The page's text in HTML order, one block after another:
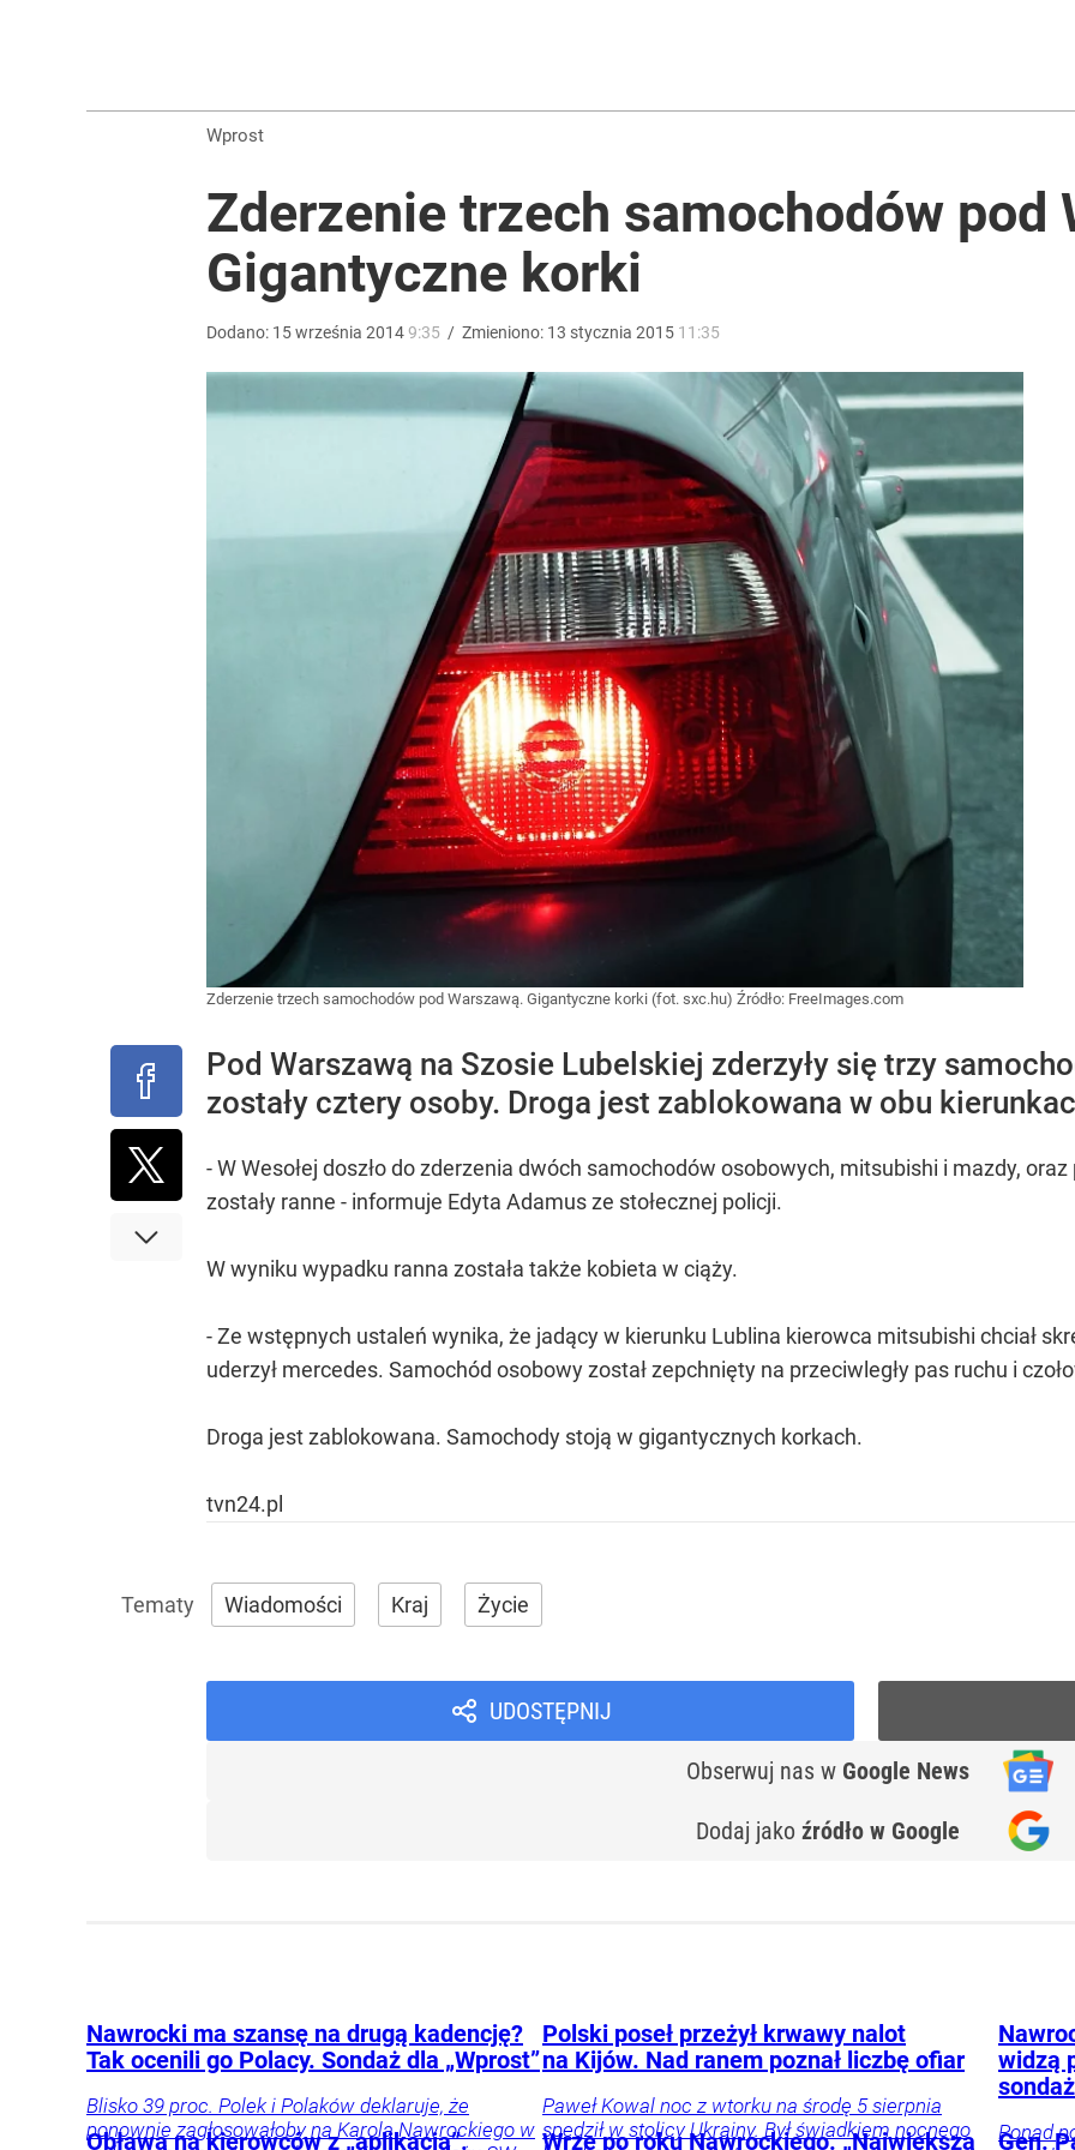
Wrze po roku Nawrockiego. „Największa hańba” kontra „Cała Europa nam go zazdrości”
Wprost
Zderzenie trzech samochodów pod
Gigantyczne korki
Dodano: 15września 20149:35 / Zmieniono: 13 stycznia 2015 11:35
Zderzenie trzech samochodów pod Warszawą. Gigantyczne korki (fot. sxc.hu) Źródło: FreeImages.com
Pod Warszawą na Szosie Lubelskiej zderzyły się trzy
zostały cztery osoby. Droga jest zablokowana w obu
- W Wesołej doszło do zderzenia dwóch samochodów osobowych, mitsubishi i mazdy,
zostały ranne - informuje Edyta Adamus ze stołecznej policji.
W wyniku wypadku ranna została także kobieta w ciąży.
- Ze wstępnych ustaleń wynika, że jadący w kierunku Lublina kierowca mitsubishi chciał
uderzył mercedes. Samochód osobowy został zepchnięty na przeciwległy pas ruchu i
Droga jest zablokowana. Samochody stoją w gigantycznych korkach.
tvn24.pl
Wiadomości Kraj Życie
UDOSTĘPNIJ
Obserwuj nas w Google News
Dodaj jako źródło w Google
Nawrocki ma szansę na drugą kadencję?
Tak ocenili go Polacy. Sondaż dla „Wprost”
Blisko 39 proc. Polek i Polaków deklaruje, że
ponownie zagłosowałoby na Karola Nawrockiego w
Polski poseł przeżył krwawy nalot
na Kijów. Nad ranem poznał liczbę ofiar
Paweł Kowal noc z wtorku na środę 5 sierpnia
spędził w stolicy Ukrainy. Był świadkiem nocnego
widzą
Ponad
Obława na kierowców z „aplikacją”.
Wrze po roku Nawrockiego. „Największa
Gen.